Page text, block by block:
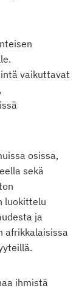
vaikuttavat
osissa,
sekä
luokittelu
ja
afrikkalaisissa
ihmistä